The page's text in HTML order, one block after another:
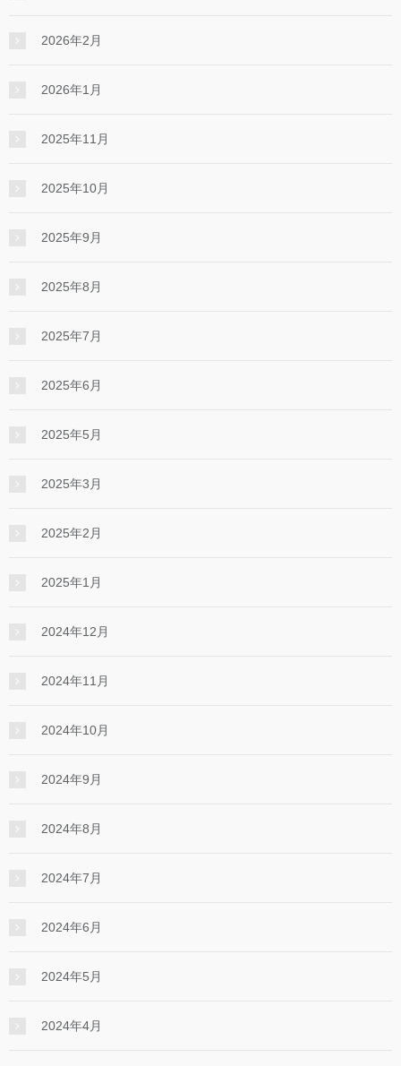
2026年2月
2026年1月
2025年11月
2025年10月
2025年9月
2025年8月
2025年7月
2025年6月
2025年5月
2025年3月
2025年2月
2025年1月
2024年12月
2024年11月
2024年10月
2024年9月
2024年8月
2024年7月
2024年6月
2024年5月
2024年4月